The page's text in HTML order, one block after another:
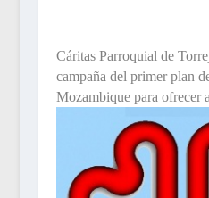
Cáritas Parroquial de
campaña del primer plan
Mozambique para ofrecer